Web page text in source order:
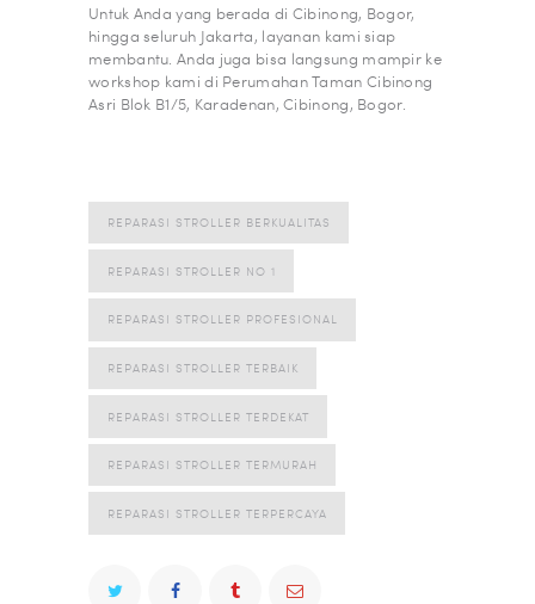
Untuk Anda yang berada di Cibinong, Bogor,
hingga seluruh Jakarta, layanan kami siap
membantu. Anda juga bisa langsung mampir ke
workshop kami di Perumahan Taman Cibinong
Asri Blok B1/5, Karadenan, Cibinong, Bogor.
REPARASI STROLLER BERKUALITAS
REPARASI STROLLER NO 1
REPARASI STROLLER PROFESIONAL
REPARASI STROLLER TERBAIK
REPARASI STROLLER TERDEKAT
REPARASI STROLLER TERMURAH
REPARASI STROLLER TERPERCAYA